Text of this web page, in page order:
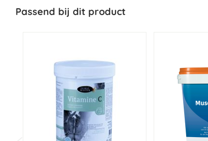
Passend bij dit product